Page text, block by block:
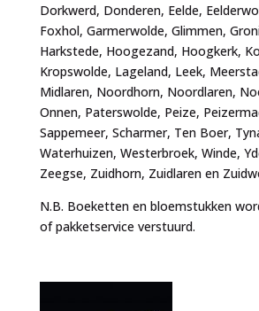
Dorkwerd, Donderen, Eelde,
Foxhol, Garmerwolde, Glimmen,
Harkstede, Hoogezand, Hoogkerk,
Kropswolde, Lageland, Leek,
Midlaren, Noordhorn, Noordlaren,
Onnen, Paterswolde, Peize,
Sappemeer, Scharmer, Ten Boer,
Waterhuizen, Westerbroek, Winde,
Zeegse, Zuidhorn, Zuidlaren en
N.B. Boeketten en bloemstukken
of pakketservice verstuurd.